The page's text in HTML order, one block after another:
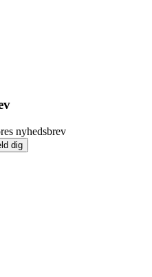
nyhedsbrev
dig